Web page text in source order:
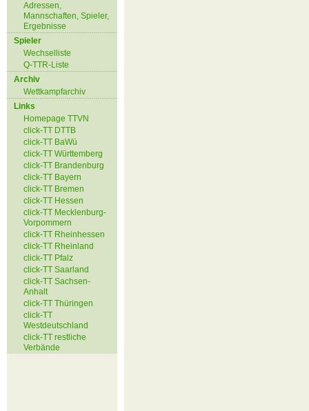
Adressen,
Mannschaften, Spieler,
Ergebnisse
Spieler
Wechselliste
Q-TTR-Liste
Archiv
Wettkampfarchiv
Links
Homepage TTVN
click-TT DTTB
click-TT BaWü
click-TT Württemberg
click-TT Brandenburg
click-TT Bayern
click-TT Bremen
click-TT Hessen
click-TT Mecklenburg-
Vorpommern
click-TT Rheinhessen
click-TT Rheinland
click-TT Pfalz
click-TT Saarland
click-TT Sachsen-
Anhalt
click-TT Thüringen
click-TT
Westdeutschland
click-TT restliche
Verbände